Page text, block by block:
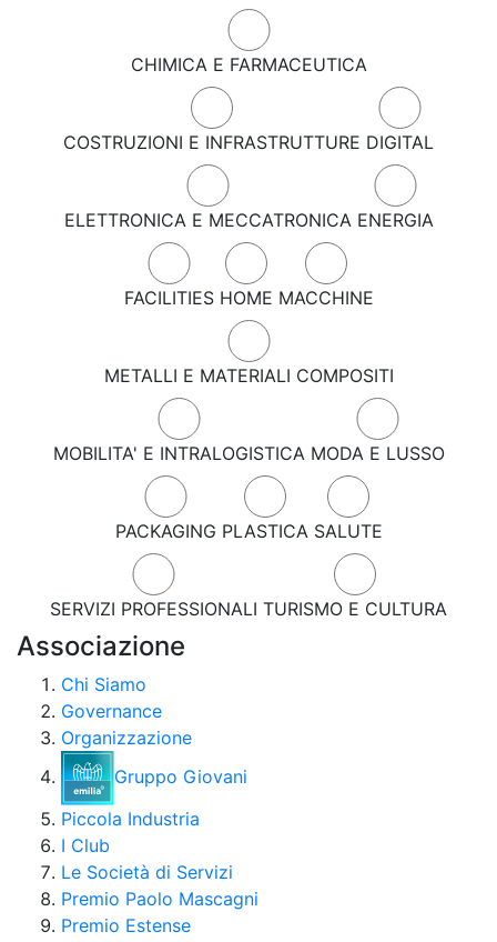
CHIMICA E FARMACEUTICA
COSTRUZIONI E INFRASTRUTTURE DIGITAL
ELETTRONICA E MECCATRONICA ENERGIA
FACILITIES HOME MACCHINE
METALLI E MATERIALI COMPOSITI
MOBILITA' E INTRALOGISTICA MODA E LUSSO
PACKAGING PLASTICA SALUTE
SERVIZI PROFESSIONALI TURISMO E CULTURA
Associazione
Chi Siamo
Governance
Organizzazione
Gruppo Giovani
Piccola Industria
I Club
Le Società di Servizi
Premio Paolo Mascagni
Premio Estense